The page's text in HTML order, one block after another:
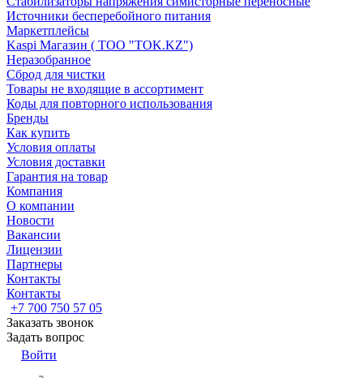
Источники бесперебойного питания
Маркетплейсы
Kaspi Магазин ( ТОО "TOK.KZ")
Неразобранное
Сброд для чистки
Товары не входящие в ассортимент
Коды для повторного использования
Бренды
Как купить
Условия оплаты
Условия доставки
Гарантия на товар
Компания
О компании
Новости
Вакансии
Лицензии
Партнеры
Контакты
Контакты
+7 700 750 57 05
Заказать звонок
Задать вопрос
Войти